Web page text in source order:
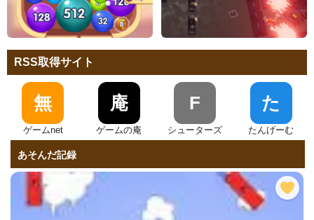
RSS取得サイト
無
ゲームnet
庵
ゲームの庵
F
シューターズ
た
たんげーむ
あそんだ記録